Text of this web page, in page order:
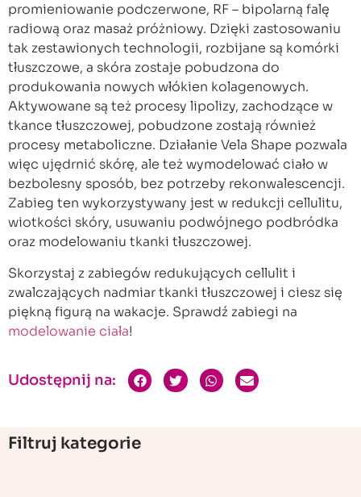
promieniowanie podczerwone, RF – bipolarną falę
radiową oraz masaż próżniowy. Dzięki zastosowaniu
tak zestawionych technologii, rozbijane są komórki
tłuszczowe, a skóra zostaje pobudzona do
produkowania nowych włókien kolagenowych.
Aktywowane są też procesy lipolizy, zachodzące w
tkance tłuszczowej, pobudzone zostają również
procesy metaboliczne. Działanie Vela Shape pozwala
więc ujędrnić skórę, ale też wymodelować ciało w
bezbolesny sposób, bez potrzeby rekonwalescencji.
Zabieg ten wykorzystywany jest w redukcji cellulitu,
wiotkości skóry, usuwaniu podwójnego podbródka
oraz modelowaniu tkanki tłuszczowej.
Skorzystaj z zabiegów redukujących cellulit i
zwalczających nadmiar tkanki tłuszczowej i ciesz się
piękną figurą na wakacje. Sprawdź zabiegi na
modelowanie ciała!
Udostępnij na:
Filtruj kategorie